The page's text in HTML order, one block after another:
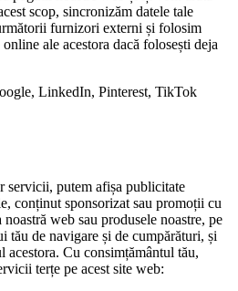
scop, sincronizăm datele tale
furnizori externi și folosim
ale acestora dacă folosești deja
LinkedIn, Pinterest, TikTok
servicii, putem afișa publicitate
conținut sponsorizat sau promoții cu
web sau produsele noastre, pe
tău de navigare și de cumpărături, și
acestora. Cu consimțământul tău,
terțe pe acest site web: